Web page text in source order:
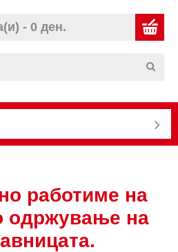
- 0 ден.
работиме на
одржување на